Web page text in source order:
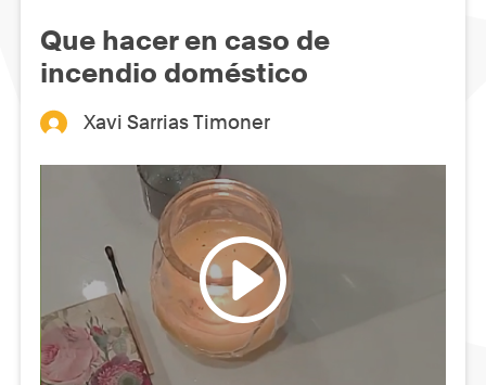
Que hacer en caso de
incendio doméstico
Xavi Sarrias Timoner